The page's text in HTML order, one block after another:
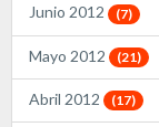
Junio 2012 (7)
Mayo 2012 (21)
Abril 2012 (17)